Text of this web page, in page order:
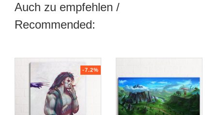
Auch zu empfehlen /
Recommended:
-7.2%